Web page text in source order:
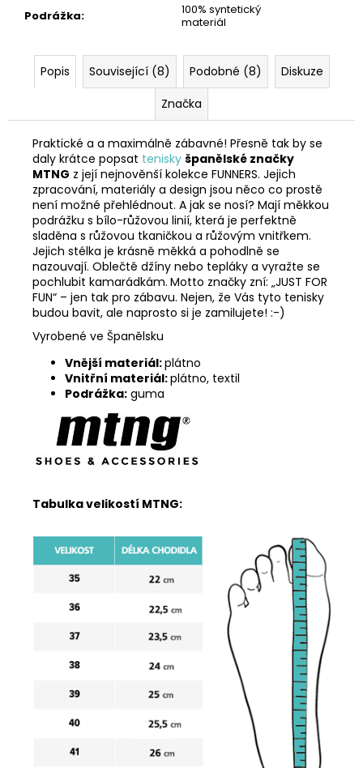
Podrážka:
100% syntetický
materiál
Popis Související (8) Podobné (8)
Diskuze
Značka
Praktické a a maximálně zábavné! Přesně tak by se
daly krátce popsat tenisky španělské značky
MTNG z její nejnověnší kolekce FUNNERS. Jejich
zpracování, materiály a design jsou něco co prostě
není možné přehlédnout. A jak se nosí? Mají měkkou
podrážku s bílo-růžovou linií, která je perfektně
sladěna s růžovou tkaničkou a růžovým vnitřkem.
Jejich stélka je krásně měkká a pohodlně se
nazouvají. Oblečtě džíny nebo tepláky a vyražte se
pochlubit kamarádkám. Motto značky zní: „JUST FOR
FUN“ – jen tak pro zábavu. Nejen, že Vás tyto tenisky
budou bavit, ale naprosto si je zamilujete! :-)
Vyrobené ve Španělsku
Vnější materiál:plátno
Vnitřní materiál:plátno, textil
Podrážka: guma
Tabulka velikostí MTNG: